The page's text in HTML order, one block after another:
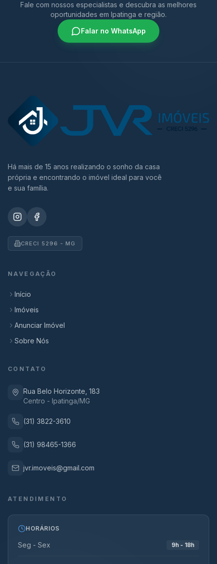
Fale com nossos especialistas e descubra as melhores
oportunidades em Ipatinga e região.
Falar no WhatsApp
Há mais de 15 anos realizando o sonho da casa
própria e encontrando o imóvel ideal para você
e sua família.
CRECI 5296 - MG
NAVEGAÇÃO
Início
Imóveis
Anunciar Imóvel
Sobre Nós
CONTATO
Rua Belo Horizonte, 183
Centro - Ipatinga/MG
(31) 3822-3610
(31) 98465-1366
jvr.imoveis@gmail.com
ATENDIMENTO
HORÁRIOS
Seg - Sex 9h - 18h